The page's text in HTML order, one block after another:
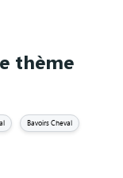
thème
Bavoirs Cheval